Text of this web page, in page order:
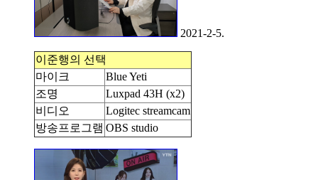
2021-2-5.
이준행의 선택
마이크
Blue Yeti
조명
Luxpad 43H (x2)
비디오
Logitec streamcam
방송프로그램 OBS studio